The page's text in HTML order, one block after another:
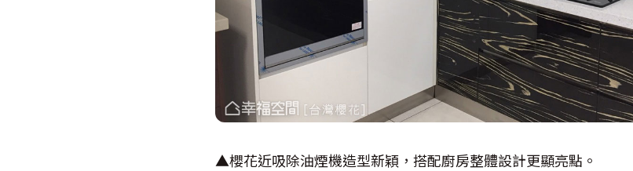
▲櫻花近吸除油煙機造型新穎，搭配廚房整體設計更顯亮點。